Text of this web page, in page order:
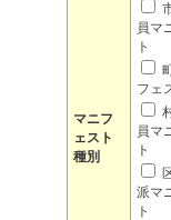
マニフ
ェスト
種別
員マ
ト
フェ
員マ
ト
派マ
ト